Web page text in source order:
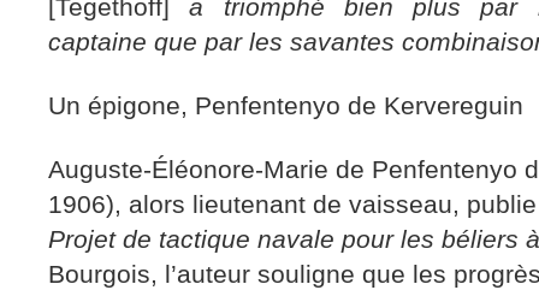
[Tegethoff]a triomphé bien plus par
captaine que par les savantes
Un épigone, Penfentenyo de Kervereguin
Auguste-Éléonore-Marie de Penfentenyo
1906), alors lieutenant de vaisseau,
Projet de tactique navale pour les béliers
Bourgois, l’auteur souligne que les